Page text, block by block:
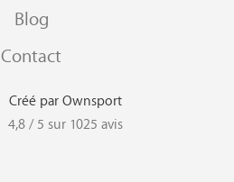
Blog
Contact
Créé par Ownsport
4,8 / 5 sur 1025 avis